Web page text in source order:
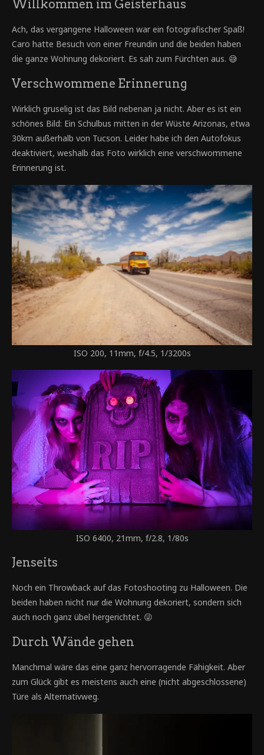
Willkommen im Geisterhaus
Ach, das vergangene Halloween war ein fotografischer Spaß!
Caro hatte Besuch von einer Freundin und die beiden haben
die ganze Wohnung dekoriert. Es sah zum Fürchten aus. 😅
Verschwommene Erinnerung
Wirklich gruselig ist das Bild nebenan ja nicht. Aber es ist ein
schönes Bild: Ein Schulbus mitten in der Wüste Arizonas, etwa
30km außerhalb von Tucson. Leider habe ich den Autofokus
deaktiviert, weshalb das Foto wirklich eine verschwommene
Erinnerung ist.
ISO 200, 11mm, f/4.5, 1/3200s
ISO 6400, 21mm, f/2.8, 1/80s
Jenseits
Noch ein Throwback auf das Fotoshooting zu Halloween. Die
beiden haben nicht nur die Wohnung dekoriert, sondern sich
auch noch ganz übel hergerichtet. 😜
Durch Wände gehen
Manchmal wäre das eine ganz hervorragende Fähigkeit. Aber
zum Glück gibt es meistens auch eine (nicht abgeschlossene)
Türe als Alternativweg.